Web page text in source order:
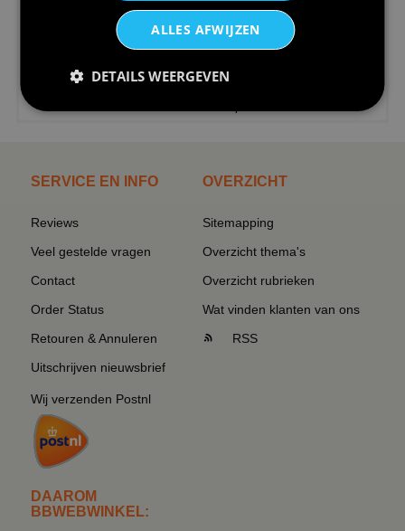
SERVICE EN INFO
Reviews
Veel gestelde vragen
Contact
Order Status
Retouren & Annuleren
Uitschrijven nieuwsbrief
Wij verzenden Postnl
DAAROM
BBWEBWINKEL:
OVERZICHT
Sitemapping
Overzicht thema's
Overzicht rubrieken
Wat vinden klanten van ons
RSS
ALLES AFWIJZEN
DETAILS WEERGEVEN